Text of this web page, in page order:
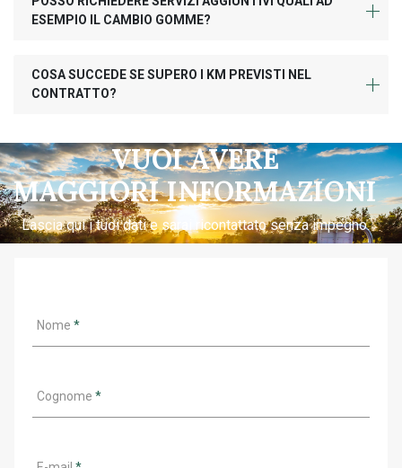
ESEMPIO IL CAMBIO GOMME?
COSA SUCCEDE SE SUPERO I KM PREVISTI NEL
CONTRATTO?
VUOI AVERE
MAGGIORI INFORMAZIONI
Lascia qui i tuoi dati e sarai ricontattato senza impegno.
Nome *
Cognome *